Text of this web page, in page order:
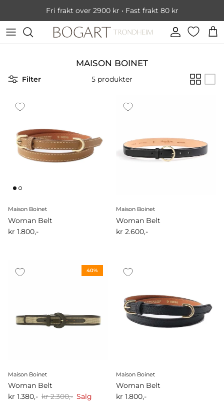
Fri frakt over 2900 kr • Fast frakt 80 kr
Konto
MAISON BOINET
Filter 5 produkter
Maison Boinet
Woman Belt
kr 1.800,-
Maison Boinet
Woman Belt
kr 2.600,-
40%
Maison Boinet
Woman Belt
kr 1.380,- kr 2.300,- Salg
Maison Boinet
Woman Belt
kr 1.800,-